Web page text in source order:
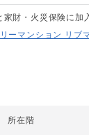
財・火災保険に加
ーマンション リブ
所在階